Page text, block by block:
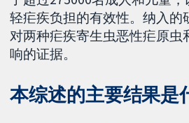
轻疟疾负担的有效性。纳入的
对两种疟疾寄生虫恶性疟原虫
响的证据。
本综述的主要结果是